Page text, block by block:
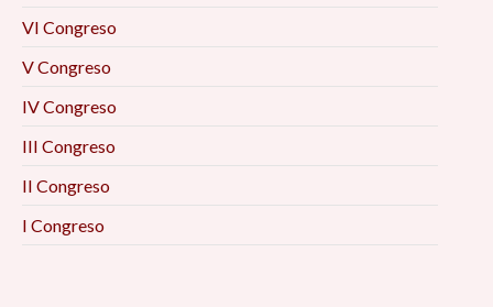
VI Congreso
V Congreso
IV Congreso
III Congreso
II Congreso
I Congreso